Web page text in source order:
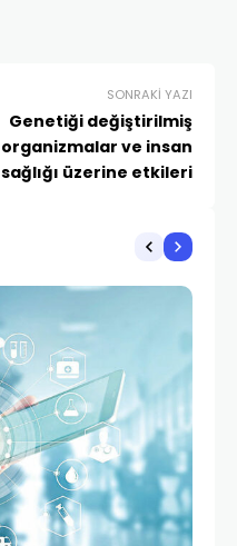
SONRAKI YAZI
Genetiği değiştirilmiş
organizmalar ve insan
sağlığı üzerine etkileri